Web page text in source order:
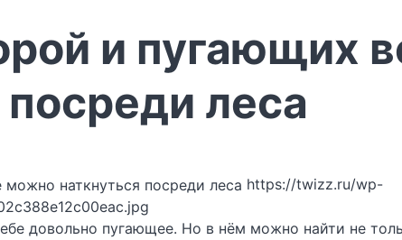
и пугающих
леса
https://twizz.ru/wp-
довольно пугающее. Но в нём можно найти не